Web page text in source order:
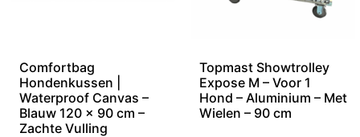
Comfortbag
Hondenkussen |
Waterproof Canvas –
Blauw 120 x 90 cm –
Zachte Vulling
Topmast Showtrolley
Expose M – Voor 1
Hond – Aluminium – Met
Wielen – 90 cm